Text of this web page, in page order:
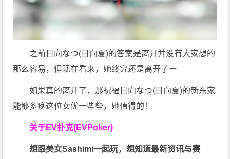
之前日向なつ(日向夏)的答案是离开并没有大家想的
那么容易，但现在看来，她终究还是离开了ー
如果真的离开了，那祝福日向なつ(日向夏)的新东家
能够多疼这位女优一些些，她值得的！
关于EV扑克(EVPoker)
想跟美女Sashimi一起玩，想知道最新资讯与赛